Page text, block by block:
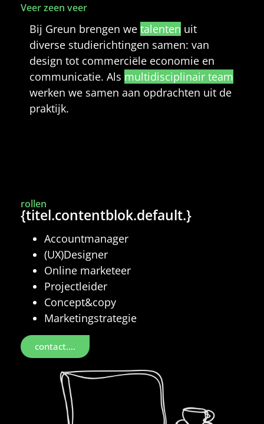
Veer zeen veer
Bij Greun brengen we talenten uit
diverse studierichtingen samen: van
design tot commerciële economie en
communicatie. Als multidisciplinair team
werken we samen aan opdrachten uit de
praktijk.
rollen
{titel.contentblok.default.}
Accountmanager
(UX)Designer
Online marketeer
Projectleider
Concept&copy
Marketingstrategie
contact....